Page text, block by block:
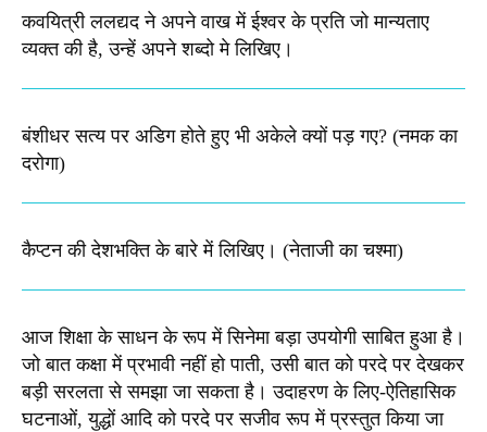
कवयित्री ललद्यद ने अपने वाख में ईश्वर के प्रति जो मान्यताए
व्यक्त की है, उन्हें अपने शब्दो मे लिखिए।
बंशीधर सत्य पर अडिग होते हुए भी अकेले क्यों पड़ गए? (नमक का
दरोगा)
कैप्टन की देशभक्ति के बारे में लिखिए।​ (नेताजी का चश्मा)
आज शिक्षा के साधन के रूप में सिनेमा बड़ा उपयोगी साबित हुआ है।
जो बात कक्षा में प्रभावी नहीं हो पाती, उसी बात को परदे पर देखकर
बड़ी सरलता से समझा जा सकता है। उदाहरण के लिए-ऐतिहासिक
घटनाओं, युद्धों आदि को परदे पर सजीव रूप में प्रस्तुत किया जा